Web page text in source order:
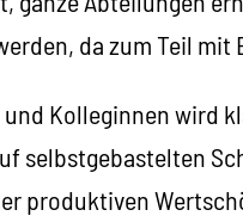
da zum Teil
Kolleginnen wird
selbstgebastelten
produktiven